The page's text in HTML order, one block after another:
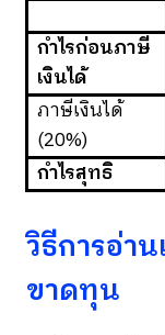
กำไรก่อนภาษี
เงินได้
ภาษีเงินได้
(20%)
กำไรสุทธิ
วิธีการอ่า
ขาดทุน